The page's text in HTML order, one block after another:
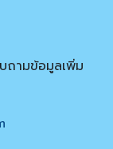
ถามข้อมูลเพิ่ม